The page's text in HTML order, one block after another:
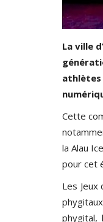
La ville
athlètes
Cette
la Alau
pour cet
Les
phygital,